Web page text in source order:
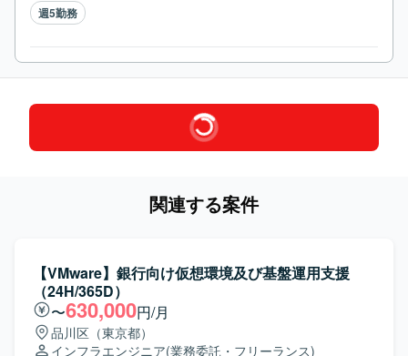
週5勤務
関連する案件
【VMware】銀行向け仮想環境及び基盤運用支援
（24H/365D）
〜630,000円/月
品川区（東京都）
インフラエンジニア(業務委託・フリーランス)